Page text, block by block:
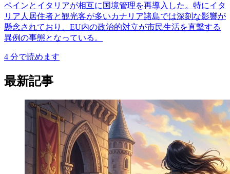
ペインとイタリアが相互に国境管理を再導入した。特にイタ
リア人居住者と観光客が多いカナリア諸島では深刻な影響が
懸念されており、EU内の政治的対立が市民生活を直撃する
異例の事態となっている。
4 分で読めます
最新記事